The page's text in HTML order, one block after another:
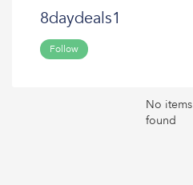
8daydeals1
Follow
No items
found